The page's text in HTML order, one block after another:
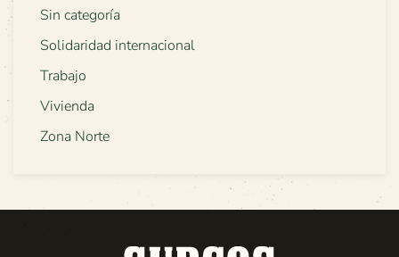
Sin categoría
Solidaridad internacional
Trabajo
Vivienda
Zona Norte